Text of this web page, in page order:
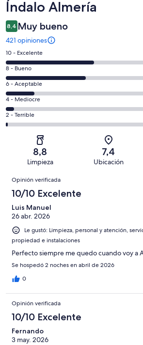
Índalo Almería
8,4 Muy bueno
421 opiniones
Evaluación:
10
-
Excelente.
180
de
421
opiniones
10 - Excelente
Evaluación:
8
-
Bueno.
166
de
opiniones
8 - Bueno
Evaluación:
6
-
Aceptable.
57
opiniones
6 - Aceptable
Evaluación:
4
-
4 - Mediocre
Evaluación:
2
421
2 - Terrible
8,8
Limpieza
7,4
Ubicación
Opiniones
Opinión verificada
10/10 Excelente
Luis Manuel
26 abr. 2026
Le gustó: Limpieza, personal y atención,
propiedad e instalaciones
Perfecto siempre me quedo cuando voy a
Se hospedó 2 noches en abril de 2026
0
Opinión verificada
10/10 Excelente
Fernando
3 may. 2026